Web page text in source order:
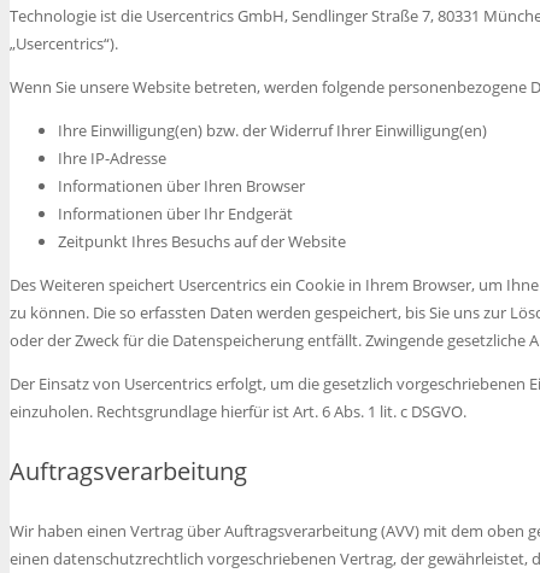
Technologie ist die Usercentrics GmbH, Sendlinger Straße 7, 80331
„Usercentrics“).
Wenn Sie unsere Website betreten, werden folgende personenbezogene
Ihre Einwilligung(en) bzw. der Widerruf Ihrer Einwilligung(en)
Ihre IP-Adresse
Informationen über Ihren Browser
Informationen über Ihr Endgerät
Zeitpunkt Ihres Besuchs auf der Website
Des Weiteren speichert Usercentrics ein Cookie in Ihrem Browser, um
zu können. Die so erfassten Daten werden gespeichert, bis Sie uns zur
oder der Zweck für die Datenspeicherung entfällt. Zwingende
Der Einsatz von Usercentrics erfolgt, um die gesetzlich
einzuholen. Rechtsgrundlage hierfür ist Art. 6 Abs. 1 lit. c DSGVO.
Auftragsverarbeitung
Wir haben einen Vertrag über Auftragsverarbeitung (AVV) mit dem oben
einen datenschutzrechtlich vorgeschriebenen Vertrag, der gewährleistet,